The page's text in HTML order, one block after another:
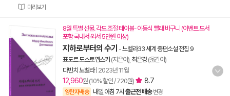
미리보기
8월 특별 선물. 각도 조절 테이블 · 이동식 빨래 바구니 (이벤트 도서
포함 국내서·외서 5만원 이상)
지하로부터의 수기 -노벨라33 세계 중편소설 전집 9
표도르 도스토옙스키 (지은이), 최은경 (옮긴이)
다빈치 노벨라| 2023년 11월
12,960원 (10% 할인 / 720원) 8.7
양탄자배송 내일 아침 7시 출근전 배송 변경